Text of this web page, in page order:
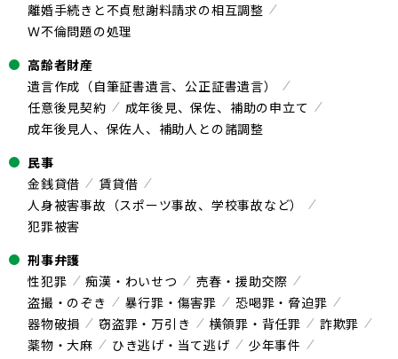
離婚手続きと不貞慰謝料請求の相互調整
Ｗ不倫問題の処理
高齢者財産
遺言作成（自筆証書遺言、公正証書遺言）
任意後見契約
成年後見、保佐、補助の申立て
成年後見人、保佐人、補助人との諸調整
民事
金銭貸借
賃貸借
人身被害事故（スポーツ事故、学校事故など）
犯罪被害
刑事弁護
性犯罪
痴漢・わいせつ
売春・援助交際
盗撮・のぞき
暴行罪・傷害罪
恐喝罪・脅迫罪
器物破損
窃盗罪・万引き 横領罪・背任罪
詐欺罪
薬物・大麻
ひき逃げ・当て逃げ
少年事件